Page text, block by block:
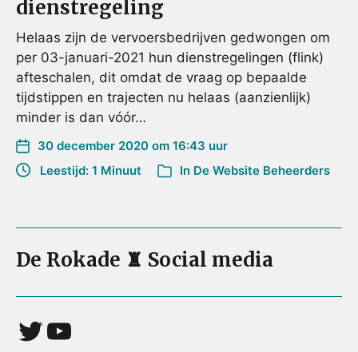
dienstregeling
Helaas zijn de vervoersbedrijven gedwongen om
per 03-januari-2021 hun dienstregelingen (flink)
afteschalen, dit omdat de vraag op bepaalde
tijdstippen en trajecten nu helaas (aanzienlijk)
minder is dan vóór…
30 december 2020 om 16:43 uur
Leestijd: 1 Minuut
In De Website Beheerders
De Rokade ♜ Social media